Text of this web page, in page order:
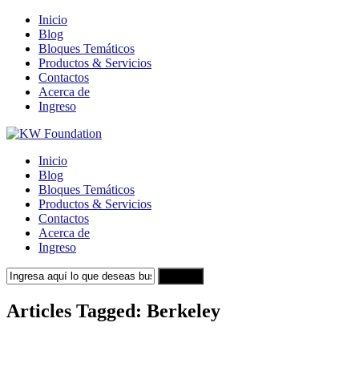
Inicio
Blog
Bloques Temáticos
Productos & Servicios
Contactos
Acerca de
Ingreso
Inicio
Blog
Bloques Temáticos
Productos & Servicios
Contactos
Acerca de
Ingreso
Articles Tagged: Berkeley